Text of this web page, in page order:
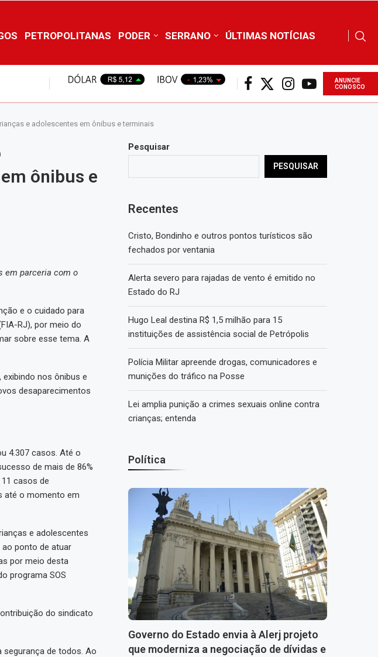
PETROPOLITANAS PODER SERRANO ÚLTIMAS NOTÍCIAS
ANUNCIE
CONOSCO
e adolescentes em ônibus e terminais
ônibus e
em parceria com o
e o cuidado para
RJ), por meio do
sobre esse tema. A
nos ônibus e
desaparecimentos
4.307 casos. Até o
de mais de 86%
casos de
até o momento em
e adolescentes
ao ponto de atuar
por meio desta
programa SOS
do sindicato
de todos. Ao
Pesquisar
PESQUISAR
Recentes
Cristo, Bondinho e outros pontos turísticos são
fechados por ventania
Alerta severo para rajadas de vento é emitido no
Estado do RJ
Hugo Leal destina R$ 1,5 milhão para 15
instituições de assistência social de Petrópolis
Polícia Militar apreende drogas, comunicadores e
munições do tráfico na Posse
Lei amplia punição a crimes sexuais online contra
crianças; entenda
Política
Governo do Estado envia à Alerj projeto
que moderniza a negociação de dívidas e